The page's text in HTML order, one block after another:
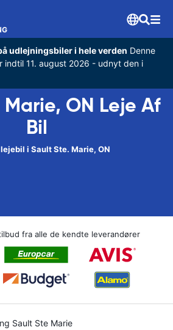
udlejningsbiler i hele verden Denne
11. august 2026 - udnyt den i
ON Leje Af
Bil
i Sault Ste. Marie, ON
fra alle de kendte leverandører
Sault Ste Marie